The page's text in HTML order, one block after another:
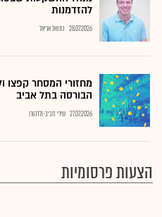
להזדמנות
28.07.2026 נתנאל אריאל
מחזורי המסחר קפצו
הבורסה בתל אביב
27.07.2026 שירי חביב-ולדהורן
הצעות פרסומיות